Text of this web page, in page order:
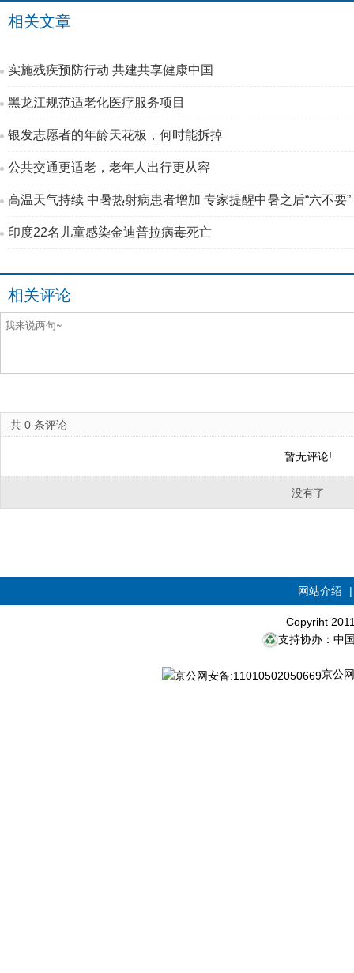
相关文章
实施残疾预防行动 共建共享健康中国
黑龙江规范适老化医疗服务项目
银发志愿者的年龄天花板，何时能拆掉
公共交通更适老，老年人出行更从容
高温天气持续 中暑热射病患者增加 专家提醒中暑之后“六不要”
印度22名儿童感染金迪普拉病毒死亡
相关评论
共 0 条评论
暂无评论!
没有了
网站介绍
Copyriht
支持协办：中
京公